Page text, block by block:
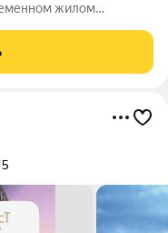
жилом
м на 10 этаже.